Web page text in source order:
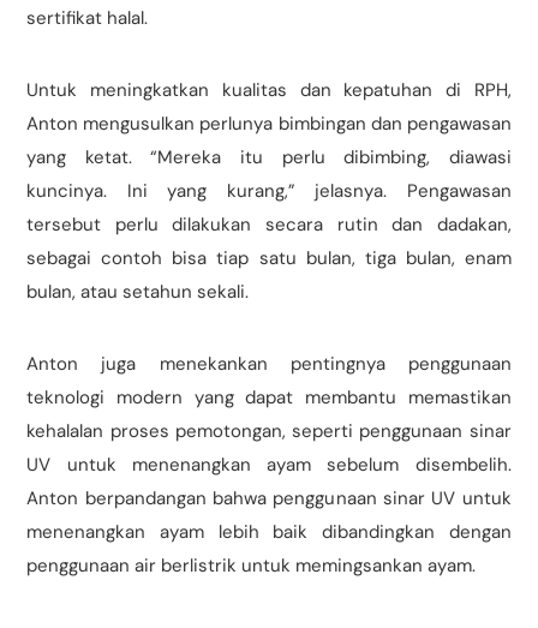
sertifikat halal.
Untuk meningkatkan kualitas dan kepatuhan di RPH,
Anton mengusulkan perlunya bimbingan dan pengawasan
yang ketat. “Mereka itu perlu dibimbing, diawasi
kuncinya. Ini yang kurang,” jelasnya. Pengawasan
tersebut perlu dilakukan secara rutin dan dadakan,
sebagai contoh bisa tiap satu bulan, tiga bulan, enam
bulan, atau setahun sekali.
Anton juga menekankan pentingnya penggunaan
teknologi modern yang dapat membantu memastikan
kehalalan proses pemotongan, seperti penggunaan sinar
UV untuk menenangkan ayam sebelum disembelih.
Anton berpandangan bahwa penggunaan sinar UV untuk
menenangkan ayam lebih baik dibandingkan dengan
penggunaan air berlistrik untuk memingsankan ayam.